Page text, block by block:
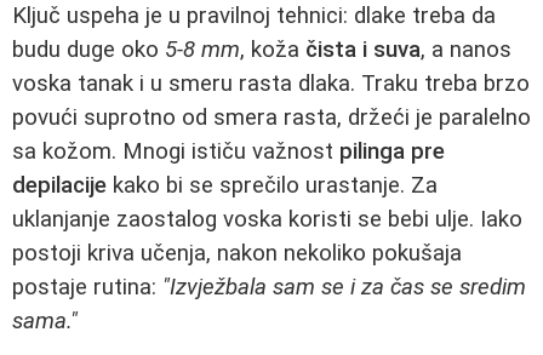
Ključ uspeha je u pravilnoj tehnici: dlake treba da
budu duge oko 5-8 mm, koža čista i suva, a nanos
voska tanak i u smeru rasta dlaka. Traku treba brzo
povući suprotno od smera rasta, držeći je paralelno
sa kožom. Mnogi ističu važnost pilinga pre
depilacije kako bi se sprečilo urastanje. Za
uklanjanje zaostalog voska koristi se bebi ulje. Iako
postoji kriva učenja, nakon nekoliko pokušaja
postaje rutina: "Izvježbala sam se i za čas se sredim
sama."